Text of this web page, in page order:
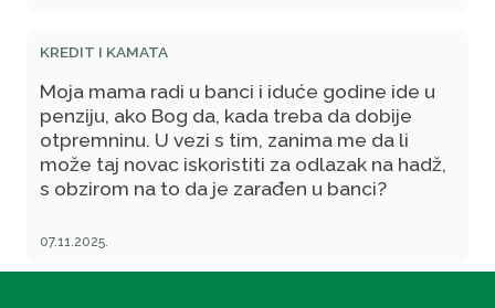
KREDIT I KAMATA
Moja mama radi u banci i iduće godine ide u
penziju, ako Bog da, kada treba da dobije
otpremninu. U vezi s tim, zanima me da li
može taj novac iskoristiti za odlazak na hadž,
s obzirom na to da je zarađen u banci?
07.11.2025.